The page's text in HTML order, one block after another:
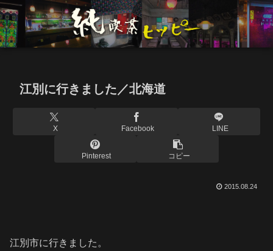
江別に行きました／北海道
X Facebook LINE
Pinterest コピー
2015.08.24
江別市に行きました。